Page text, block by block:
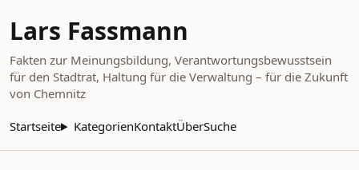
Lars Fassmann
Fakten zur Meinungsbildung, Verantwortungsbewusstsein
für den Stadtrat, Haltung für die Verwaltung – für die Zukunft
von Chemnitz
Startseite KategorienKontaktÜberSuche